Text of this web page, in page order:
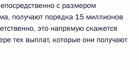
с размером
получают порядка 15 миллионов
это напрямую скажется
тех выплат, которые они получают